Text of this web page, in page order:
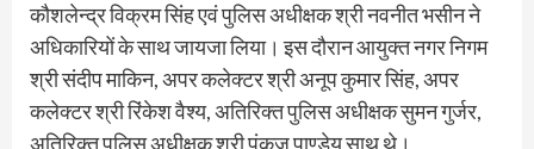
कौशलेन्द्र विक्रम सिंह एवं पुलिस अधीक्षक श्री नवनीत भसीन ने
अधिकारियों के साथ जायजा लिया। इस दौरान आयुक्त नगर निगम
श्री संदीप माकिन, अपर कलेक्टर श्री अनूप कुमार सिंह, अपर
कलेक्टर श्री रिंकेश वैश्य, अतिरिक्त पुलिस अधीक्षक सुमन गुर्जर,
अतिरिक्त पुलिस अधीक्षक श्री पंकज पाण्डेय साथ थे।